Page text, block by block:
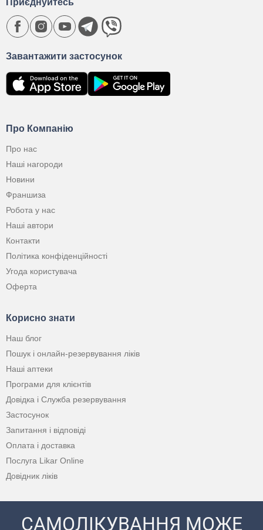
Про Компанію
Про нас
Наші нагороди
Новини
Франшиза
Робота у нас
Наші автори
Контакти
Політика конфіденційності
Угода користувача
Оферта
Корисно знати
Наш блог
Пошук і онлайн-резервування ліків
Наші аптеки
Програми для клієнтів
Довідка і Служба резервування
Застосунок
Запитання і відповіді
Оплата і доставка
Послуга Likar Online
Довідник ліків
Завантажити застосунок
Приєднуйтесь
САМОЛІКУВАННЯ МОЖЕ